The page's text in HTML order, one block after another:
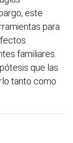
este
para
familiares.
que las
tanto como